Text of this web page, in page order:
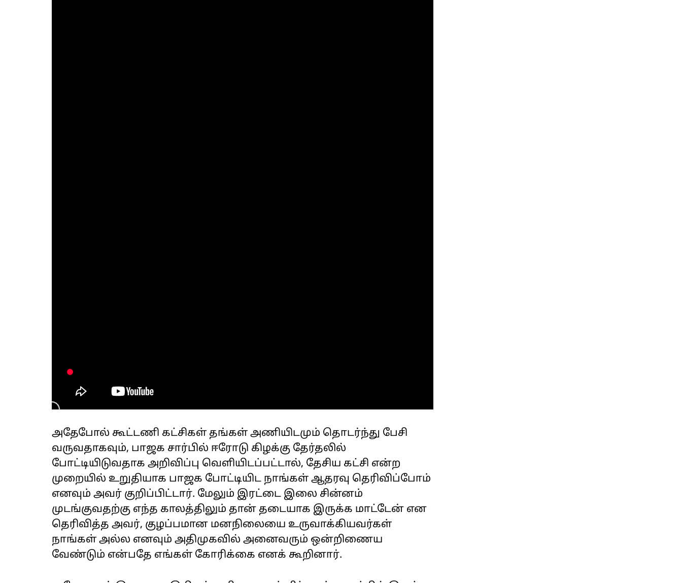
அதேபோல் கூட்டணி கட்சிகள் தங்கள் அணியிடமும் தொடர்ந்து பேசி
வருவதாகவும், பாஜக சார்பில் ஈரோடு கிழக்கு தேர்தலில்
போட்டியிடுவதாக அறிவிப்பு வெளியிடப்பட்டால், தேசிய கட்சி என்ற
முறையில் உறுதியாக பாஜக போட்டியிட நாங்கள் ஆதரவு தெரிவிப்போம்
எனவும் அவர் குறிப்பிட்டார். மேலும் இரட்டை இலை சின்னம்
முடங்குவதற்கு எந்த காலத்திலும் தான் தடையாக இருக்க மாட்டேன் என
தெரிவித்த அவர், குழப்பமான மனநிலையை உருவாக்கியவர்கள்
நாங்கள் அல்ல எனவும் அதிமுகவில் அனைவரும் ஒன்றிணைய
வேண்டும் என்பதே எங்கள் கோரிக்கை எனக் கூறினார்.